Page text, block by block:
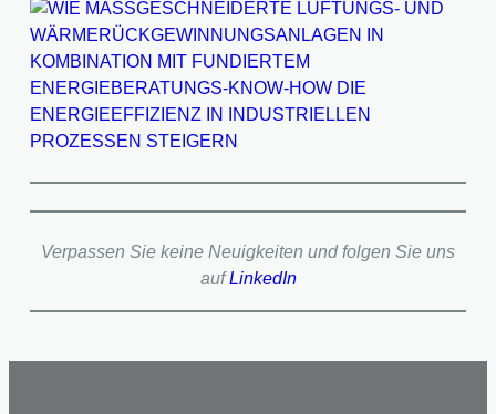
Verpassen Sie keine Neuigkeiten und folgen Sie uns
aufLinkedIn